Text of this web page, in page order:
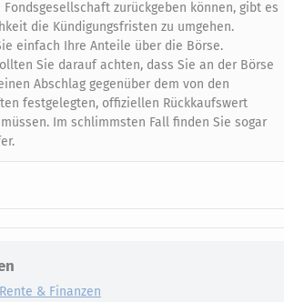
zurückgeben können, gibt es
die Kündigungsfristen zu umgehen.
einfach Ihre Anteile über die Börse.
Sie darauf achten, dass Sie an der Börse
Abschlag gegenüber dem von den
festgelegten, offiziellen Rückkaufswert
Im schlimmsten Fall finden Sie sogar
& Finanzen